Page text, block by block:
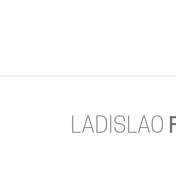
LADISLAO